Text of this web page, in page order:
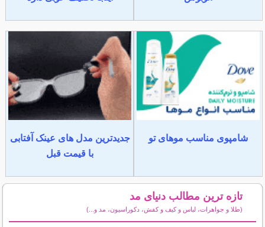
شامپوی مناسب موهای تو
جدیدترین مدل های عینک آفتابی
با قیمت قبل
تازه ترین مطالب دنیای مد
(طلا و جواهرات، لباس و کیف و کفش، دکوراسیون، مد و...)